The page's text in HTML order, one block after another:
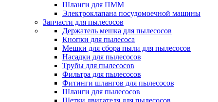
Шланги для ПММ
Электроклапана посудомоечной машины
Запчасти для пылесосов
Держатель мешка для пылесосов
Кнопки для пылесоса
Мешки для сбора пыли для пылесосов
Насадки для пылесосов
Трубы для пылесосов
Фильтра для пылесосов
Фитинги шлангов для пылесосов
Шланги для пылесосов
Щетки двигателя для пылесосов